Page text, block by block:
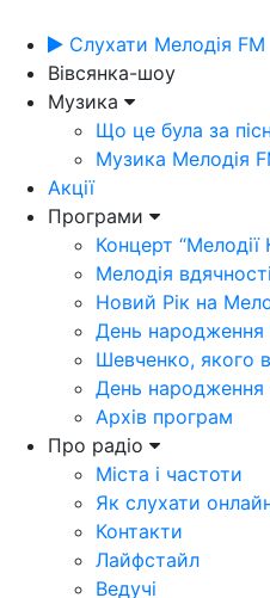
Слухати Мелодія FM
Вівсянка-шоу
Музика
Що це була за
Музика Мелодія
Акції
Програми
Концерт
Мелодія вдячності
Новий Рік на
День народження
Шевченко, якого
День народження
Архів програм
Про радіо
Міста і частоти
Як слухати
Контакти
Лайфстайл
Ведучі